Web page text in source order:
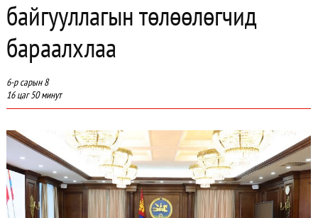
байгууллагын төлөөлөгчид
бараалхлаа
6-р сарын 8
16 цаг 50 минут